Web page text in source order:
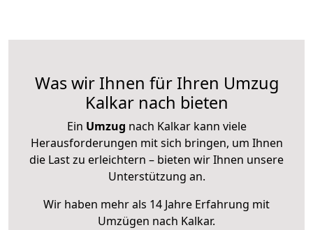
Was wir Ihnen für Ihren Umzug
Kalkar nach bieten
Ein Umzug nach Kalkar kann viele
Herausforderungen mit sich bringen, um Ihnen
die Last zu erleichtern – bieten wir Ihnen unsere
Unterstützung an.
Wir haben mehr als 14 Jahre Erfahrung mit
Umzügen nach Kalkar.